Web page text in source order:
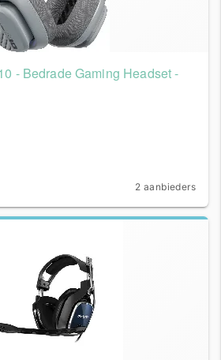
- Bedrade Gaming Headset -
2 aanbieders